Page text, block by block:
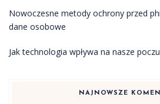
Nowoczesne metody ochrony przed
dane osobowe
Jak technologia wpływa na nasze
NAJNOWSZE